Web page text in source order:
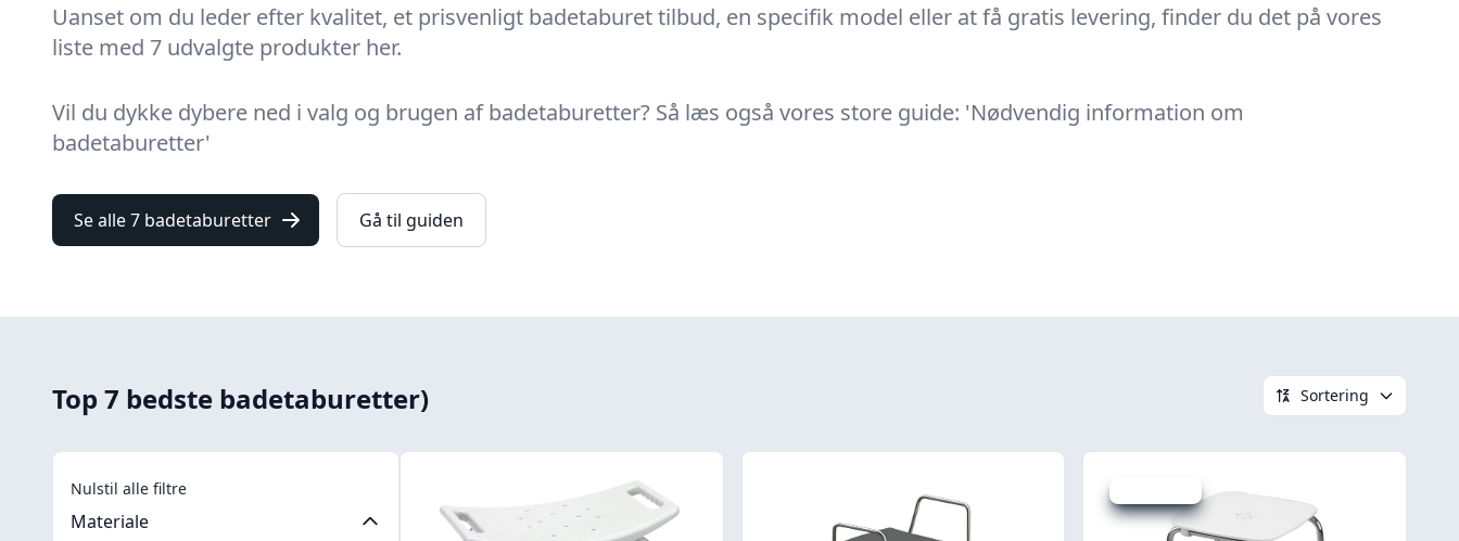
Uanset om du leder efter kvalitet, et prisvenligt badetaburet tilbud, en specifik model eller at få gratis levering, finder du det på vores
liste med 7 udvalgte produkter her.
Vil du dykke dybere ned i valg og brugen af badetaburetter? Så læs også vores store guide: 'Nødvendig information om
badetaburetter'
Se alle 7 badetaburetter Gå til guiden
Top 7 bedste badetaburetter) Sortering
Nulstil alle filtre
Materiale